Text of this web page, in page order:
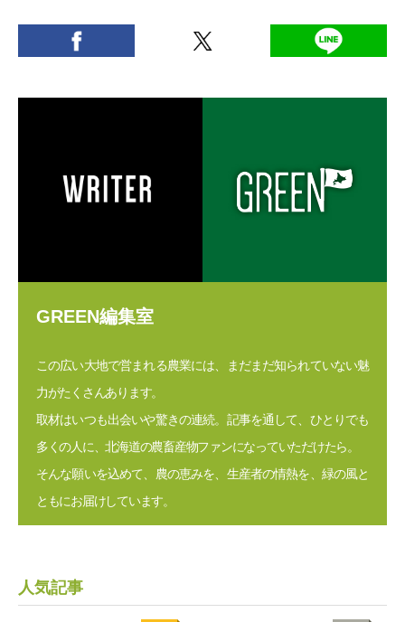
GREEN編集室
この広い大地で営まれる農業には、まだまだ知られていない魅
力がたくさんあります。
取材はいつも出会いや驚きの連続。記事を通して、ひとりでも
多くの人に、北海道の農畜産物ファンになっていただけたら。
そんな願いを込めて、農の恵みを、生産者の情熱を、緑の風と
ともにお届けしています。
人気記事